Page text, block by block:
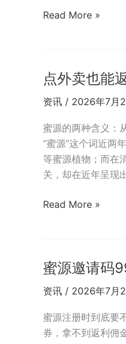
解
请
日
常
采
购
实
测
蜜
退
后
多
久
被
扣
2026
请
码
999333
退
货
返
Read More »
点外卖也能
资讯 / 2026年7月
蜜源的两种含义：
“蜜源”这个词近两
等蜜源植物；而在
关，却在近年呈现
点
能
利？
蜜
源
Read More »
蜜源邀请码
资讯 / 2026年7月
蜜源注册时到底要
券，拿不到返利佣